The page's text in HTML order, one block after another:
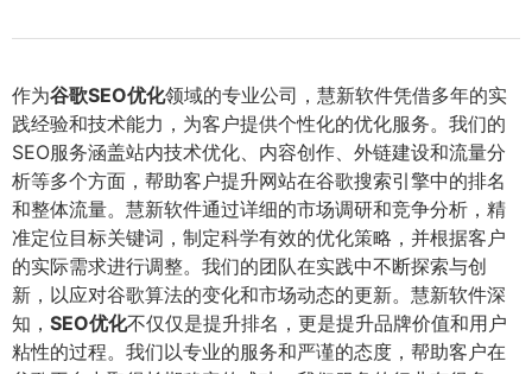
作为谷歌SEO优化领域的专业公司，慧新软件凭借多年的实
践经验和技术能力，为客户提供个性化的优化服务。我们的
SEO服务涵盖站内技术优化、内容创作、外链建设和流量分
析等多个方面，帮助客户提升网站在谷歌搜索引擎中的排名
和整体流量。慧新软件通过详细的市场调研和竞争分析，精
准定位目标关键词，制定科学有效的优化策略，并根据客户
的实际需求进行调整。我们的团队在实践中不断探索与创
新，以应对谷歌算法的变化和市场动态的更新。慧新软件深
知， SEO优化不仅仅是提升排名，更是提升品牌价值和用户
粘性的过程。我们以专业的服务和严谨的态度，帮助客户在